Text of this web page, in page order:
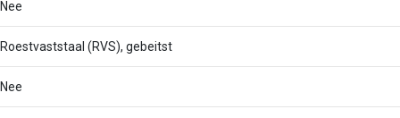
Nee
Roestvaststaal (RVS), gebeitst
Nee